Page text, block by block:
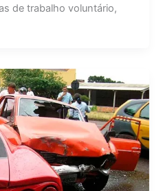
de trabalho voluntário,